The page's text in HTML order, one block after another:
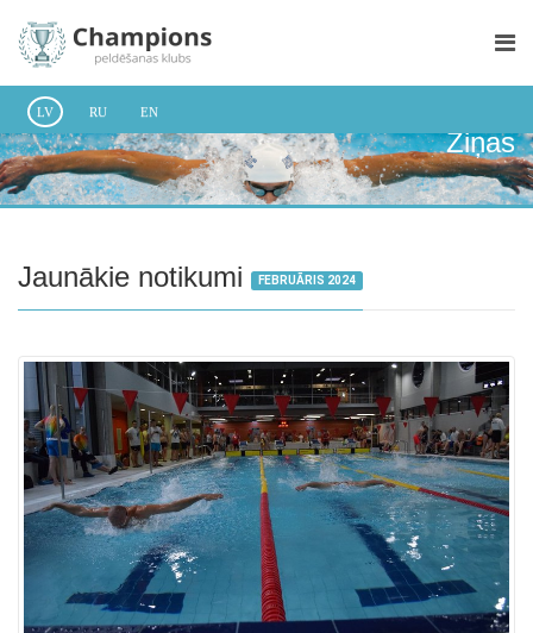
LV RU EN
Ziņas
Jaunākie notikumi FEBRUĀRIS 2024